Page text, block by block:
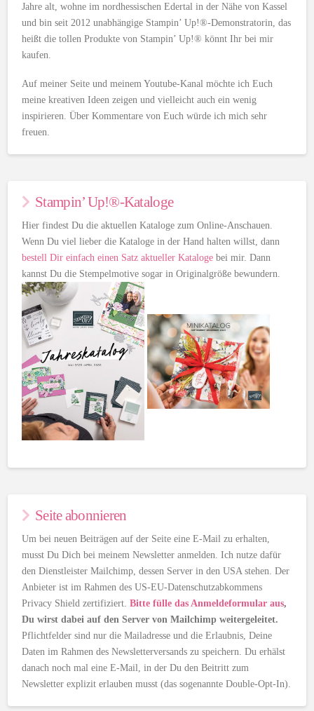
Jahre alt, wohne im nordhessischen Edertal in der Nähe von Kassel
und bin seit 2012 unabhängige Stampin’ Up!®-Demonstratorin, das
heißt die tollen Produkte von Stampin’ Up!® könnt Ihr bei mir
kaufen.
Auf meiner Seite und meinem Youtube-Kanal möchte ich Euch
meine kreativen Ideen zeigen und vielleicht auch ein wenig
inspirieren. Über Kommentare von Euch würde ich mich sehr
freuen.
Stampin’ Up!®-Kataloge
Hier findest Du die aktuellen Kataloge zum Online-Anschauen.
Wenn Du viel lieber die Kataloge in der Hand halten willst, dann
bestell Dir einfach einen Satz aktueller Kataloge bei mir. Dann
kannst Du die Stempelmotive sogar in Originalgröße bewundern.
Seite abonnieren
Um bei neuen Beiträgen auf der Seite eine E-Mail zu erhalten,
musst Du Dich bei meinem Newsletter anmelden. Ich nutze dafür
den Dienstleister Mailchimp, dessen Server in den USA stehen. Der
Anbieter ist im Rahmen des US-EU-Datenschutzabkommens
Privacy Shield zertifiziert.Bitte fülle das Anmeldeformular aus,
Du wirst dabei auf den Server von Mailchimp weitergeleitet.
Pflichtfelder sind nur die Mailadresse und die Erlaubnis, Deine
Daten im Rahmen des Newsletterversands zu speichern. Du erhälst
danach noch mal eine E-Mail, in der Du den Beitritt zum
Newsletter explizit erlauben musst (das sogenannte Double-Opt-In).